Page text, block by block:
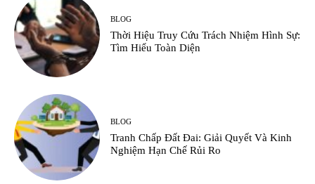
BLOG
Thời Hiệu Truy Cứu Trách Nhiệm Hình Sự:
Tìm Hiểu Toàn Diện
BLOG
Tranh Chấp Đất Đai: Giải Quyết Và Kinh
Nghiệm Hạn Chế Rủi Ro